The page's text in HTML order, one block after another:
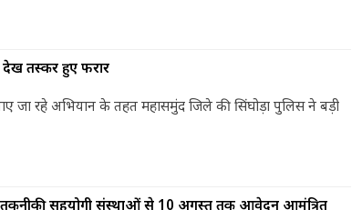
देख तस्कर हुए फरार
जा रहे अभियान के तहत महासमुंद जिले की सिंघोड़ा पुलिस ने बड़ी
तकनीकी सहयोगी संस्थाओं से 10 अगस्त तक आवेदन आमंत्रित